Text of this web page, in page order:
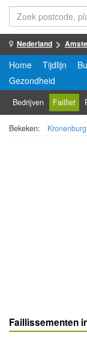
Nederland
Home Tijdlijn
Gezondheid
Bedrijven Failliet
Bekeken: Kronenburg
Faillissementen